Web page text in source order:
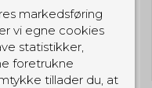
for 399 kr.
for 699 kr.
markedsføring
vi egne cookies
statistikker,
foretrukne
tillader du, at